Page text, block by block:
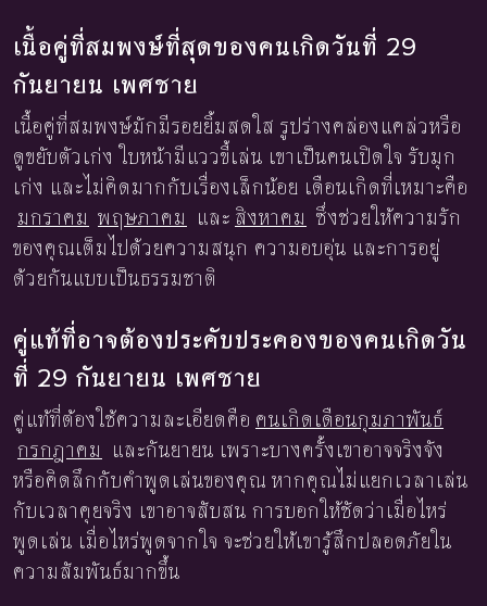
เนื้อคู่ที่สมพงษ์ที่สุดของคนเกิดวันที่ 29
กันยายน เพศชาย
เนื้อคู่ที่สมพงษ์มักมีรอยยิ้มสดใส รูปร่างคล่องแคล่วหรือ
ดูขยับตัวเก่ง ใบหน้ามีแววขี้เล่น เขาเป็นคนเปิดใจ รับมุก
เก่ง และไม่คิดมากกับเรื่องเล็กน้อย เดือนเกิดที่เหมาะคือ
มกราคม พฤษภาคม และ สิงหาคม ซึ่งช่วยให้ความรัก
ของคุณเต็มไปด้วยความสนุก ความอบอุ่น และการอยู่
ด้วยกันแบบเป็นธรรมชาติ
คู่แท้ที่อาจต้องประคับประคองของคนเกิดวัน
ที่ 29 กันยายน เพศชาย
คู่แท้ที่ต้องใช้ความละเอียดคือ คนเกิดเดือนกุมภาพันธ์
กรกฎาคม และกันยายน เพราะบางครั้งเขาอาจจริงจัง
หรือคิดลึกกับคำพูดเล่นของคุณ หากคุณไม่แยกเวลาเล่น
กับเวลาคุยจริง เขาอาจสับสน การบอกให้ชัดว่าเมื่อไหร่
พูดเล่น เมื่อไหร่พูดจากใจ จะช่วยให้เขารู้สึกปลอดภัยใน
ความสัมพันธ์มากขึ้น